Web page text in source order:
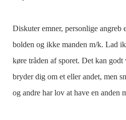
Diskuter emner, personlige angreb
bolden og ikke manden m/k. Lad
køre tråden af sporet. Det kan
bryder dig om et eller andet, men
og andre har lov at have en anden